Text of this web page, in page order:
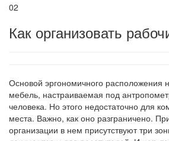
02
Как организовать
Основой эргономичного расположения
мебель, настраиваемая под
человека. Но этого недостаточно для
места. Важно, как оно разграничено.
организации в нем присутствуют три